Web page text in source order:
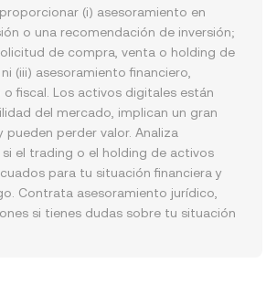
(i) asesoramiento en
o una recomendación de inversión;
de compra, venta o holding de
(iii) asesoramiento financiero,
fiscal. Los activos digitales están
del mercado, implican un gran
pueden perder valor. Analiza
el trading o el holding de activos
para tu situación financiera y
Contrata asesoramiento jurídico,
si tienes dudas sobre tu situación